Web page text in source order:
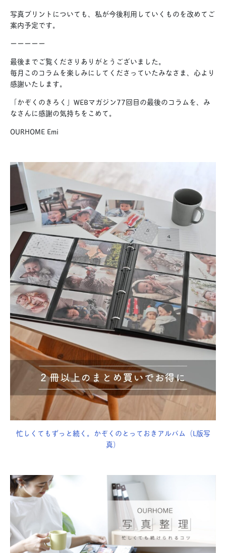
写真プリントについても、私が今後利用していくものを改めてご
案内予定です。
ーーーーー
最後までご覧くださりありがとうございました。
毎月このコラムを楽しみにしてくださっていたみなさま、心より
感謝いたします。
「かぞくのきろく」WEBマガジン77回目の最後のコラムを、み
なさんに感謝の気持ちをこめて。
OURHOME Emi
忙しくてもずっと続く。かぞくのとっておきアルバム（L版写
真）